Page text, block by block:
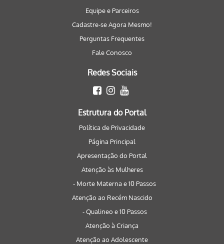
Equipe e Parceiros
Cadastre-se Agora Mesmo!
Perguntas Frequentes
Fale Conosco
Redes Sociais
Estrutura do Portal
Política de Privacidade
Página Principal
Apresentação do Portal
Atenção às Mulheres
- Morte Materna e 10 Passos
Atenção ao Recém Nascido
- Qualineo e 10 Passos
Atenção à Criança
Atenção ao Adolescente